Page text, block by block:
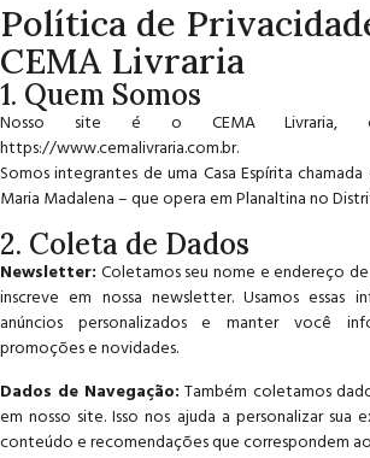
Política de
CEMA Livraria
1. Quem Somos
Nosso site é o CEMA Livraria,
https://www.cemalivraria.com.br.
Somos integrantes de uma Casa Espírita chamada
Maria Madalena – que opera em Planaltina no
2. Coleta de Dados
Newsletter: Coletamos seu nome e endereço
inscreve em nossa newsletter. Usamos essas
anúncios personalizados e manter você
promoções e novidades.
Dados de Navegação: Também coletamos
em nosso site. Isso nos ajuda a personalizar sua
conteúdo e recomendações que correspondem